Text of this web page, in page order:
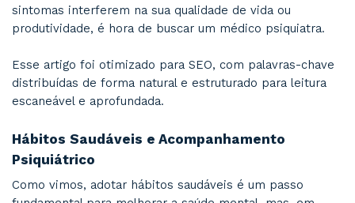
10.Busque Ajuda Profissional
Necessário
Por fim, um dos hábitos mais saudáveis é
humor, ansiedade e outros desafios podem
com sucesso.
Por que buscar ajuda?Um médico